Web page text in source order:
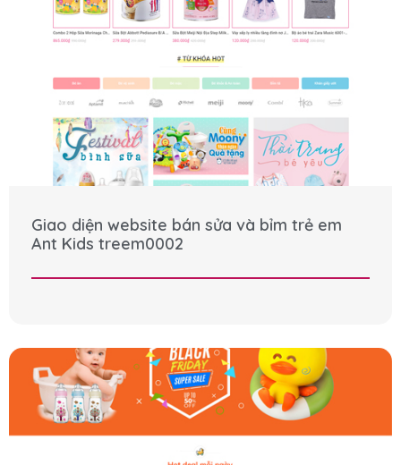
Giao diện website bán sửa và bỉm trẻ em
Ant Kids treem0002